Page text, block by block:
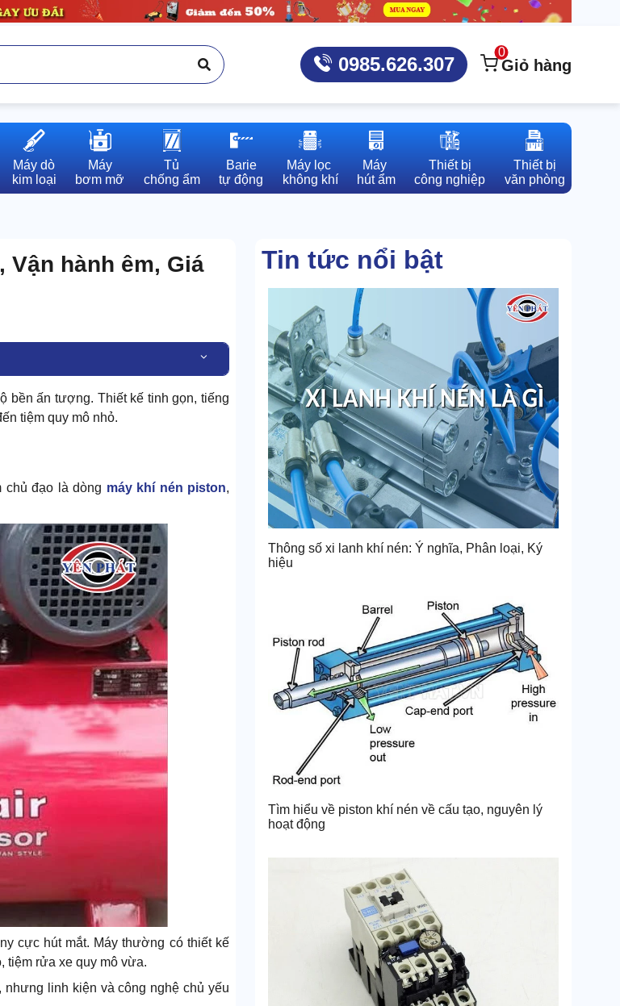
0985.626.307
0
Giỏ hàng
Máy dò
kim loại
Máy
bơm mỡ
Tủ
chống ẩm
Barie
tự động
Máy lọc
không khí
Máy
hút ẩm
Thiết bị
công nghiệp
Thiết bị
văn phòng
Vận hành êm, Giá
bền ấn tượng. Thiết kế tinh gọn, tiếng
tiệm quy mô nhỏ.
chủ đạo là dòng máy khí nén piston,
cực hút mắt. Máy thường có thiết kế
tiệm rửa xe quy mô vừa.
linh kiện và công nghệ chủ yếu
Tin tức nổi bật
Thông số xi lanh khí nén: Ý nghĩa, Phân loại, Ký
hiệu
Tìm hiểu về piston khí nén về cấu tạo, nguyên lý
hoạt động